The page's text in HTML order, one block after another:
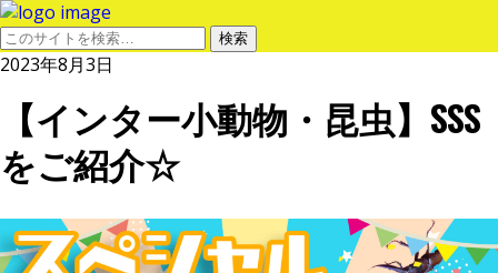
2023年8月3日
【インター小動物・昆虫】SSS
をご紹介☆